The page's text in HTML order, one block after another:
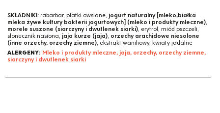
SKŁADNIKI: rabarbar, płatki owsiane, jogurt naturalny [mleko,białka
mleka żywe kultury bakterii jogurtowych] (mleko i produkty mleczne),
morele suszone (siarczyny i dwutlenek siarki), erytrol, miód pszczeli,
słonecznik nasiona, jaja kurze (jaja), orzechy arachidowe niesolone
(inne orzechy, orzechy ziemne), ekstrakt waniliowy, kwiaty jadalne
ALERGENY: Mleko i produkty mleczne, jaja, orzechy, orzechy ziemne,
siarczyny i dwutlenek siarki